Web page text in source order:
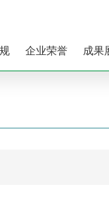
企业荣誉 成果